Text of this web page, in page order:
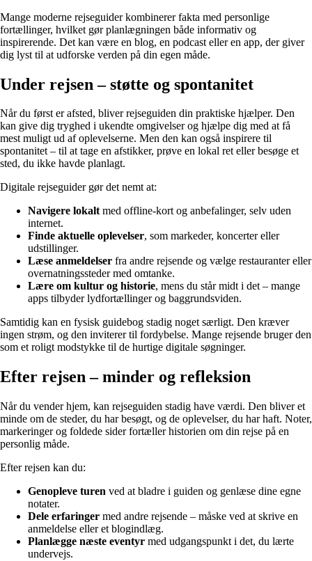
Mange moderne rejseguider kombinerer fakta med personlige
fortællinger, hvilket gør planlægningen både informativ og
inspirerende. Det kan være en blog, en podcast eller en app, der giver
dig lyst til at udforske verden på din egen måde.
Under rejsen – støtte og spontanitet
Når du først er afsted, bliver rejseguiden din praktiske hjælper. Den
kan give dig tryghed i ukendte omgivelser og hjælpe dig med at få
mest muligt ud af oplevelserne. Men den kan også inspirere til
spontanitet – til at tage en afstikker, prøve en lokal ret eller besøge et
sted, du ikke havde planlagt.
Digitale rejseguider gør det nemt at:
Navigere lokaltmed offline-kort og anbefalinger, selv uden
internet.
Finde aktuelle oplevelser, som markeder, koncerter eller
udstillinger.
Læse anmeldelser fra andre rejsende og vælge restauranter eller
overnatningssteder med omtanke.
Lære om kultur og historie, mens du står midt i det – mange
apps tilbyder lydfortællinger og baggrundsviden.
Samtidig kan en fysisk guidebog stadig noget særligt. Den kræver
ingen strøm, og den inviterer til fordybelse. Mange rejsende bruger den
som et roligt modstykke til de hurtige digitale søgninger.
Efter rejsen – minder og refleksion
Når du vender hjem, kan rejseguiden stadig have værdi. Den bliver et
minde om de steder, du har besøgt, og de oplevelser, du har haft. Noter,
markeringer og foldede sider fortæller historien om din rejse på en
personlig måde.
Efter rejsen kan du:
Genopleve turen ved at bladre i guiden og genlæse dine egne
notater.
Dele erfaringer med andre rejsende – måske ved at skrive en
anmeldelse eller et blogindlæg.
Planlægge næste eventyr med udgangspunkt i det, du lærte
undervejs.